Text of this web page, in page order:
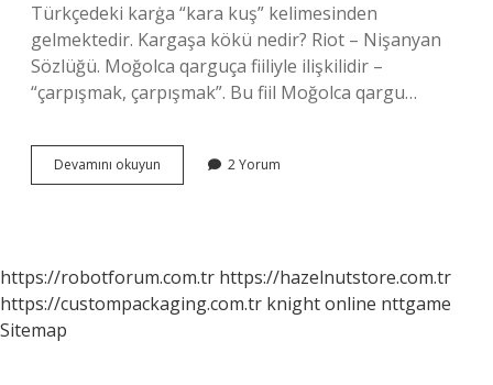
Türkçedeki karġa “kara kuş” kelimesinden
gelmektedir. Kargaşa kökü nedir? Riot – Nişanyan
Sözlüğü. Moğolca qarguça fiiliyle ilişkilidir –
“çarpışmak, çarpışmak”. Bu fiil Moğolca qargu…
Devamını okuyun
Kökü
2 Yorum
https://robotforum.com.tr https://hazelnutstore.com.tr
https://custompackaging.com.tr knight online nttgame
Sitemap